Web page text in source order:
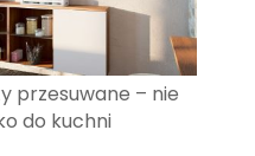
przesuwane – nie
do kuchni